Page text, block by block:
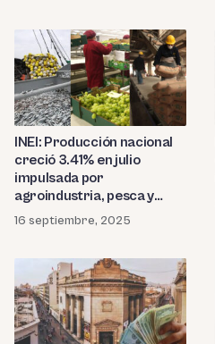
INEI: Producción nacional
creció 3.41% en julio
impulsada por
agroindustria, pesca y
construcción
16 septiembre, 2025